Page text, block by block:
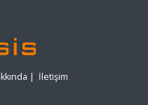
| İletişim